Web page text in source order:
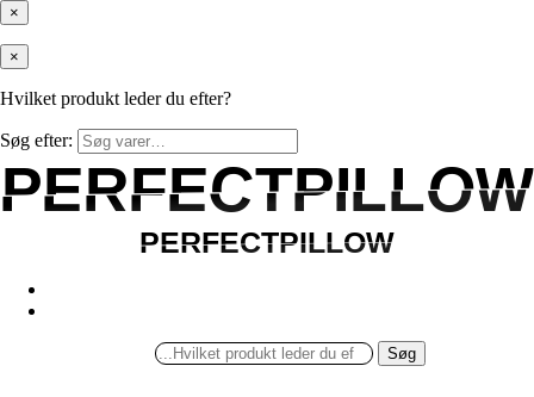
×
×
Hvilket produkt leder du efter?
Søg efter:
PERFECTPILLOW
PERFECTPILLOW
PERFECTPILLOW
PERFECTPILLOW
Søg